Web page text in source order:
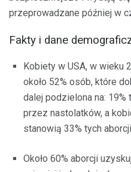
przeprowadzane później w
Fakty i dane
Kobiety w USA, w wieku
około 52% osób, które
dalej podzielona na:
przez nastolatków, a
stanowią 33% tych
Około 60% aborcji